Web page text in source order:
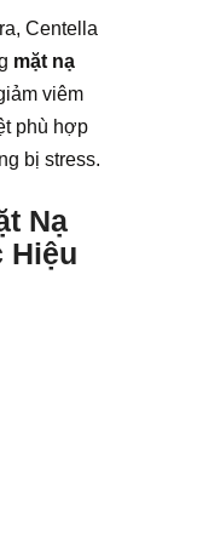
Centella
mặt nạ
viêm
phù hợp
bị stress.
Nạ
Hiệu